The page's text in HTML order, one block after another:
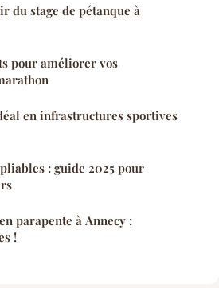
du stage de pétanque à
pour améliorer vos
en infrastructures sportives
: guide 2025 pour
parapente à Annecy :
!